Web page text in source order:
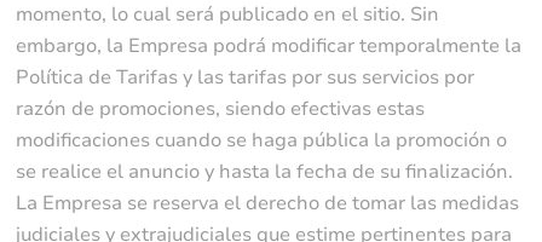
momento, lo cual será publicado en el sitio. Sin
embargo, la Empresa podrá modificar temporalmente la
Política de Tarifas y las tarifas por sus servicios por
razón de promociones, siendo efectivas estas
modificaciones cuando se haga pública la promoción o
se realice el anuncio y hasta la fecha de su finalización.
La Empresa se reserva el derecho de tomar las medidas
judiciales y extrajudiciales que estime pertinentes para